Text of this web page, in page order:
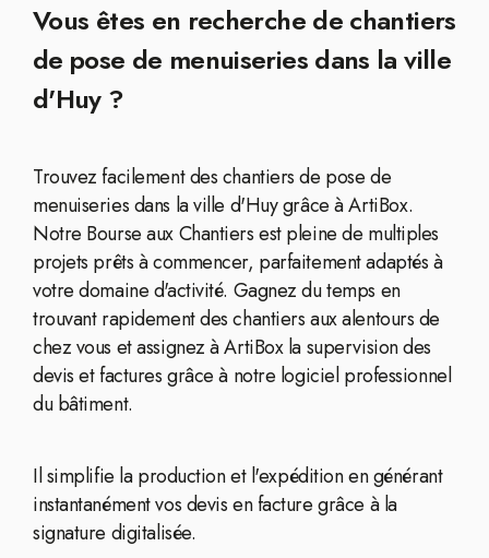
Vous êtes en recherche de chantiers
de pose de menuiseries dans la ville
d'Huy ?
Trouvez facilement des chantiers de pose de
menuiseries dans la ville d'Huy grâce à ArtiBox.
Notre Bourse aux Chantiers est pleine de multiples
projets prêts à commencer, parfaitement adaptés à
votre domaine d'activité. Gagnez du temps en
trouvant rapidement des chantiers aux alentours de
chez vous et assignez à ArtiBox la supervision des
devis et factures grâce à notre logiciel professionnel
du bâtiment.
Il simplifie la production et l'expédition en générant
instantanément vos devis en facture grâce à la
signature digitalisée.